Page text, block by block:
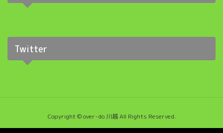
Twitter
Copyright © over-do 川越 All Rights Reserved.